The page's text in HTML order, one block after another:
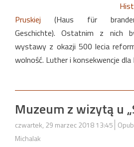
Pruskiej (Haus für
Geschichte). Ostatnim z nich
wystawy z okazji 500 lecia
wolność. Luther i konsekwencje dla
Muzeum z wizytą u
czwartek, 29 marzec 2018 13:45
Michalak